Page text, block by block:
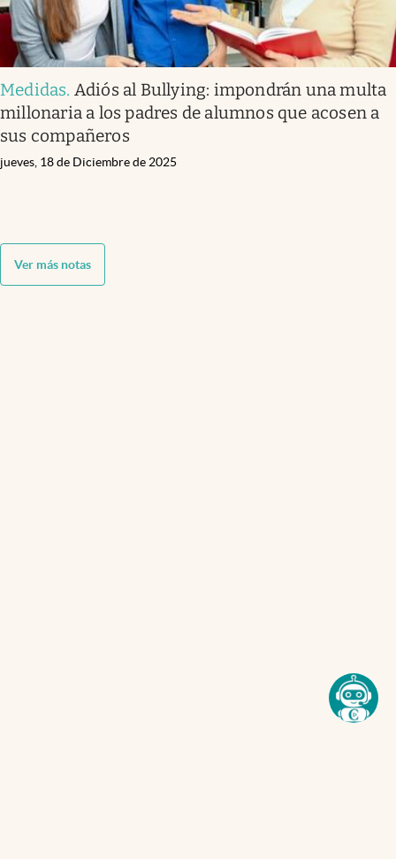
Medidas. Adiós al Bullying: impondrán una multa
millonaria a los padres de alumnos que acosen a
sus compañeros
jueves, 18 de Diciembre de 2025
Ver más notas